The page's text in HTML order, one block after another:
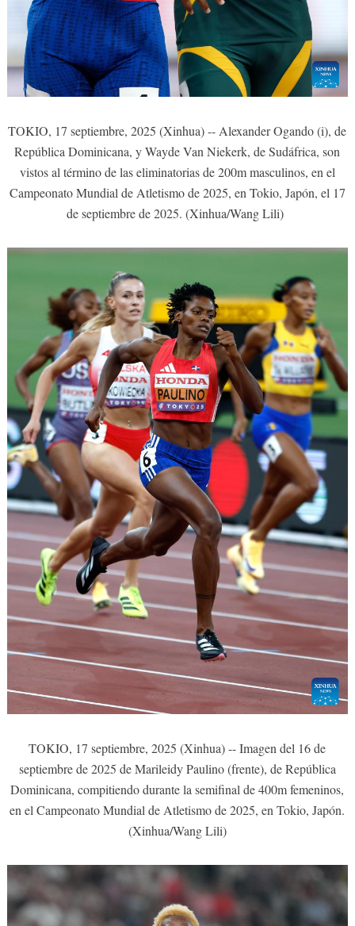
TOKIO, 17 septiembre, 2025 (Xinhua) -- Alexander Ogando (i), de
República Dominicana, y Wayde Van Niekerk, de Sudáfrica, son
vistos al término de las eliminatorias de 200m masculinos, en el
Campeonato Mundial de Atletismo de 2025, en Tokio, Japón, el 17
de septiembre de 2025. (Xinhua/Wang Lili)
TOKIO, 17 septiembre, 2025 (Xinhua) -- Imagen del 16 de
septiembre de 2025 de Marileidy Paulino (frente), de República
Dominicana, compitiendo durante la semifinal de 400m femeninos,
en el Campeonato Mundial de Atletismo de 2025, en Tokio, Japón.
(Xinhua/Wang Lili)